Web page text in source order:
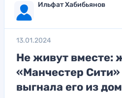
Ильфат Хабибьянов
13.01.2024
Не живут вместе:
«Манчестер Сити»
выгнала его из